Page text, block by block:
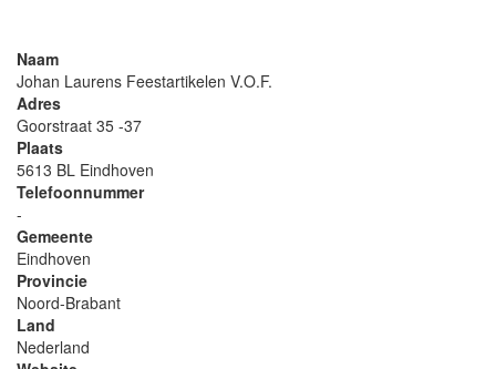
Naam
Johan Laurens Feestartikelen V.O.F.
Adres
Goorstraat 35 -37
Plaats
5613 BL Eindhoven
Telefoonnummer
-
Gemeente
Eindhoven
Provincie
Noord-Brabant
Land
Nederland